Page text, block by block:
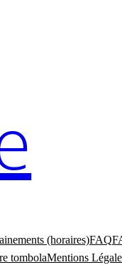
(horaires)FAQ
tombolaMentions